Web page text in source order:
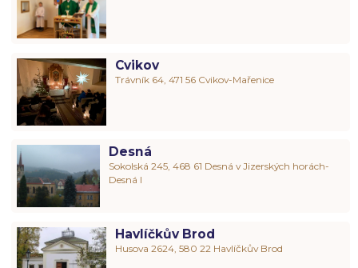
Cvikov
Trávník 64, 471 56 Cvikov-Mařenice
Desná
Sokolská 245, 468 61 Desná v Jizerských horách-
Desná I
Havlíčkův Brod
Husova 2624, 580 22 Havlíčkův Brod